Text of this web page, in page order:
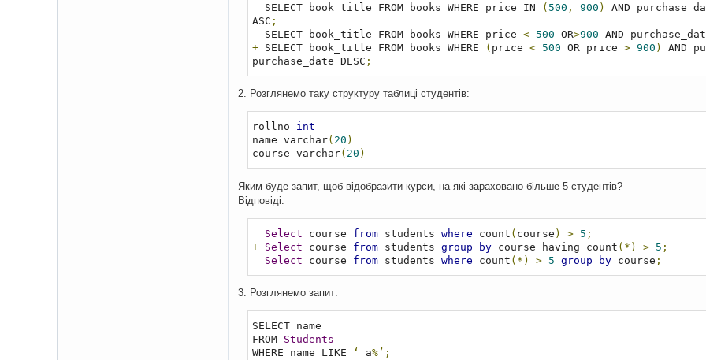
  SELECT book_title FROM books WHERE price IN
( 500 , 900 )
AND
ASC ;
  SELECT book_title FROM books WHERE price
< 500 OR>900 AND
+ SELECT book_title FROM books WHERE ( price < 500 OR price > 900 )
AND
purchase_date DESC ;
2. Розглянемо таку структуру таблиці студентів:
rollno int
name varchar( 20 )
course varchar( 20 )
Яким буде запит, щоб відобразити курси, на які зараховано більше 5 студентів?
Відповіді:
Select course from students where count ( course ) > 5 ;
+
Select course from students group by course having count (*) > 5 ;
Select course from students where count (*) > 5 group by course ;
3. Розглянемо запит:
SELECT name
FROM Students
WHERE name LIKE
‘ _a%’;